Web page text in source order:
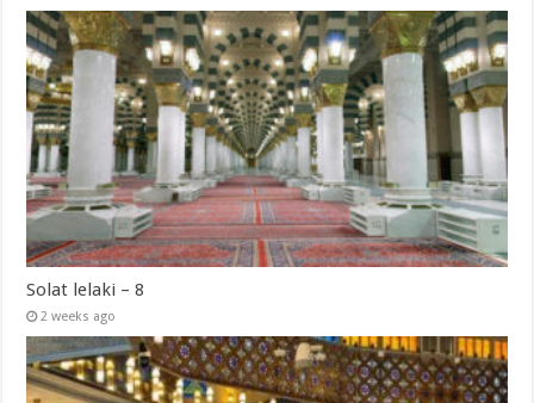
Solat lelaki – 8
2 weeks ago